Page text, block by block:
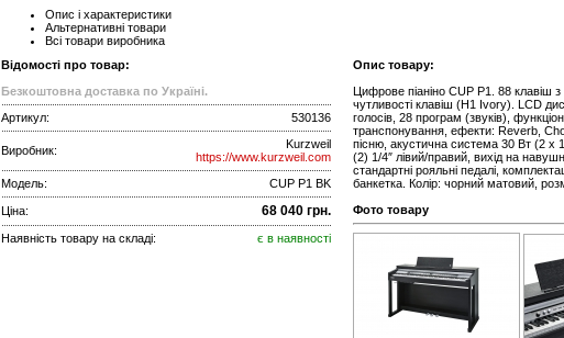
Опис і характеристики
Альтернативні товари
Всі товари виробника
Відомості про товар:
Безкоштовна доставка по Україні.
Артикул:
530136
Виробник:
Kurzweil
https://www.kurzweil.com
Модель:
CUP P1 BK
Ціна: 68 040 грн.
Наявність товару на складі: є в наявності
Опис товару:
Цифрове піаніно CUP P1. 88
чутливості клавіш (H1 Ivory). LCD
голосів, 28 програм (звуків),
транспонування, ефекти: Reverb,
пісню, акустична система 30 Вт (2 x
(2) 1/4″ лівий/правий, вихід на
стандартні рояльні педалі,
банкетка. Колір: чорний матовий,
Фото товару